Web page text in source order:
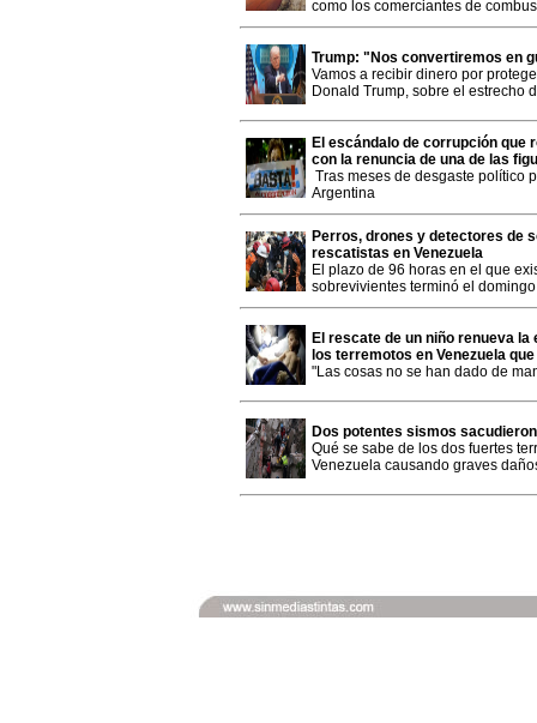
como los comerciantes de
Trump: "Nos convertiremos en
Vamos a recibir dinero por
Donald Trump, sobre el estrecho
El escándalo de corrupción que
con la renuncia de una de las
Tras meses de desgaste político
Argentina
Perros, drones y detectores de
rescatistas en Venezuela
El plazo de 96 horas en el que
sobrevivientes terminó el
El rescate de un niño renueva
los terremotos en Venezuela
"Las cosas no se han dado de
Dos potentes sismos
Qué se sabe de los dos fuertes
Venezuela causando graves